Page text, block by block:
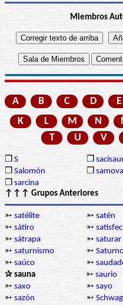
Miembros
A B C D E
K
L M N
T U V
❒ S ❒
❒ Salomón ❒
❒ sarcina
↑↑↑ Grupos Anteriores
➳ satélite ➳ satén
➳ sátiro ➳
➳ sátrapa ➳ saturar
➳ saturnismo ➳
➳ saúco ➳
✰ sauna
➳ saurio
➳ saxo ➳ sayo
➳ sazón ➳